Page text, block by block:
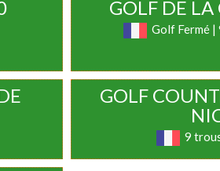
GOLF DE
Golf Fermé |
GOLF
9